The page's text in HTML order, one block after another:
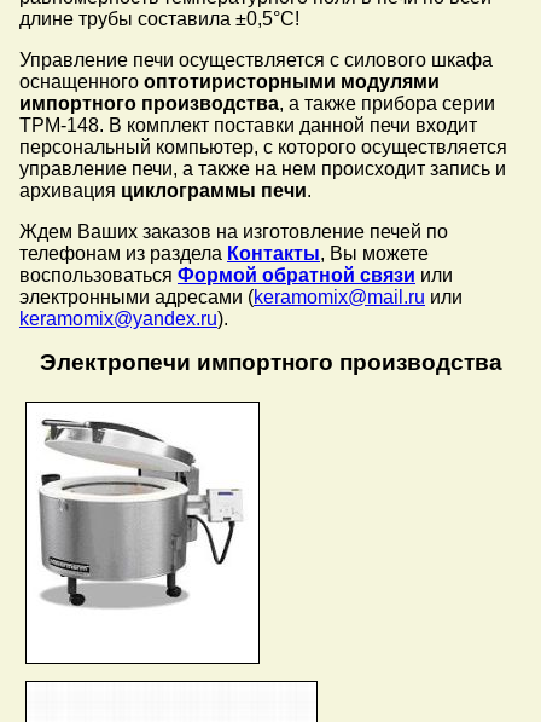
длине трубы составила ±0,5°C!
Управление печи осуществляется с силового шкафа
оснащенного оптотиристорными модулями
импортного производства, а также прибора серии
ТРМ-148. В комплект поставки данной печи входит
персональный компьютер, с которого осуществляется
управление печи, а также на нем происходит запись и
архивация циклограммы печи.
Ждем Ваших заказов на изготовление печей по
телефонам из раздела Контакты, Вы можете
воспользоваться Формой обратной связи или
электронными адресами (keramomix@mail.ru или
keramomix@yandex.ru).
Электропечи импортного производства